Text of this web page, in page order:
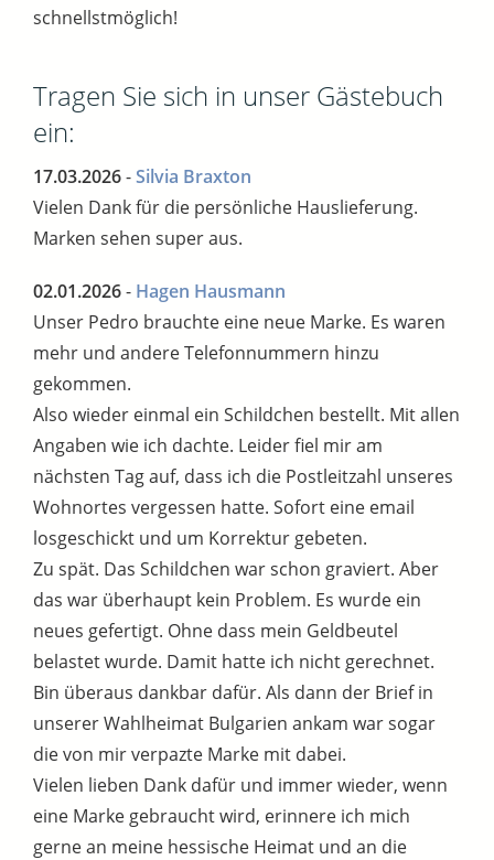
schnellstmöglich!
Tragen Sie sich in unser Gästebuch
ein:
17.03.2026-Silvia Braxton
Vielen Dank für die persönliche Hauslieferung.
Marken sehen super aus.
02.01.2026- Hagen Hausmann
Unser Pedro brauchte eine neue Marke. Es waren
mehr und andere Telefonnummern hinzu
gekommen.
Also wieder einmal ein Schildchen bestellt. Mit allen
Angaben wie ich dachte. Leider fiel mir am
nächsten Tag auf, dass ich die Postleitzahl unseres
Wohnortes vergessen hatte. Sofort eine email
losgeschickt und um Korrektur gebeten.
Zu spät. Das Schildchen war schon graviert. Aber
das war überhaupt kein Problem. Es wurde ein
neues gefertigt. Ohne dass mein Geldbeutel
belastet wurde. Damit hatte ich nicht gerechnet.
Bin überaus dankbar dafür. Als dann der Brief in
unserer Wahlheimat Bulgarien ankam war sogar
die von mir verpazte Marke mit dabei.
Vielen lieben Dank dafür und immer wieder, wenn
eine Marke gebraucht wird, erinnere ich mich
gerne an meine hessische Heimat und an die